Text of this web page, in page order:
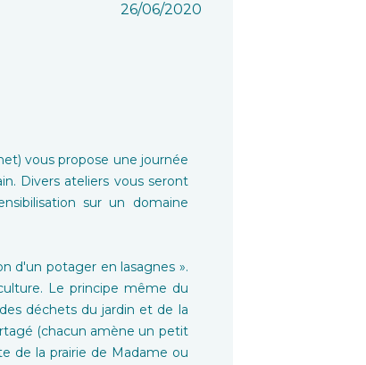
26/06/2020
vous propose une journée
Divers ateliers vous seront
sur un domaine
d'un potager en lasagnes ».
Le principe même du
déchets du jardin et de la
(chacun amène un petit
de la prairie de Madame ou